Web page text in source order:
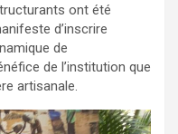
ont été
d’inscrire
de
de l’institution que
artisanale.